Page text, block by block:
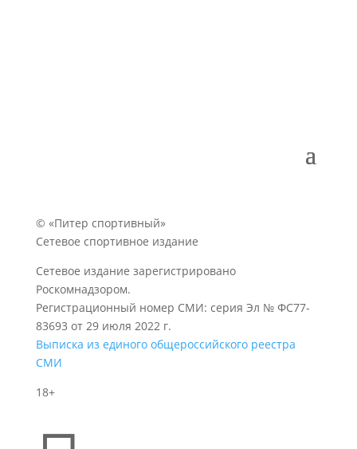
© «Питер спортивный»
Сетевое спортивное издание
Сетевое издание зарегистрировано
Роскомнадзором.
Регистрационный номер СМИ: серия Эл № ФС77-
83693 от 29 июля 2022 г.
Выписка из единого общероссийского реестра
СМИ
18+